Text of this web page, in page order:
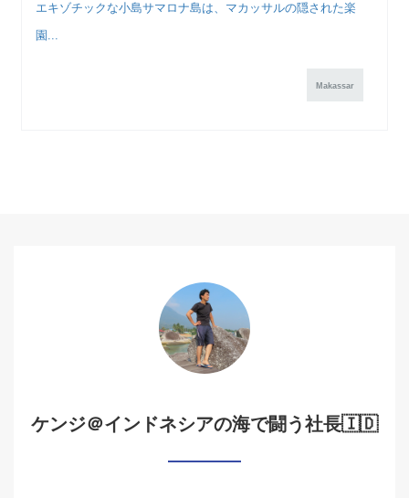
エキゾチックな小島サマロナ島は、マカッサルの隠された楽
園...
Makassar
ケンジ＠インドネシアの海で闘う社長🇮🇩